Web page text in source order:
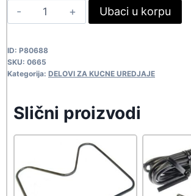
108,90 rsd.99,00 rsd.
PODNOZJE
ZA
X
0665
Ubaci u korpu
ID: P80688
SKU: 0665
Kategorija: DELOVI ZA KUCNE UREDJAJE
Slični proizvodi